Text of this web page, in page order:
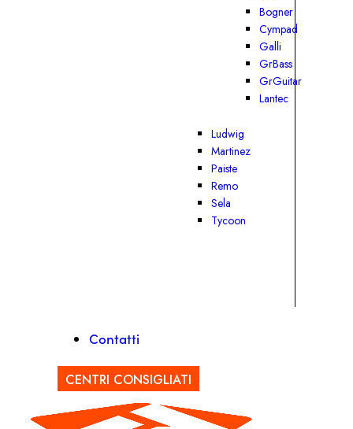
Bogner
Cympad
Galli
GrBass
GrGuitar
Lantec
Ludwig
Martinez
Paiste
Remo
Sela
Tycoon
Contatti
CENTRI CONSIGLIATI